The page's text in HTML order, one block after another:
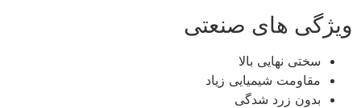
ویژگی‌ های صنعتی
سختی نهایی بالا
مقاومت شیمیایی زیاد
بدون زرد شدگی